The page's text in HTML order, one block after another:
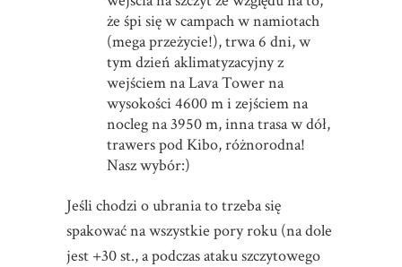
że śpi się w campach w namiotach
(mega przeżycie!), trwa 6 dni, w
tym dzień aklimatyzacyjny z
wejściem na Lava Tower na
wysokości 4600 m i zejściem na
nocleg na 3950 m, inna trasa w dół,
trawers pod Kibo, różnorodna!
Nasz wybór:)
Jeśli chodzi o ubrania to trzeba się
spakować na wszystkie pory roku (na dole
jest +30 st., a podczas ataku szczytowego